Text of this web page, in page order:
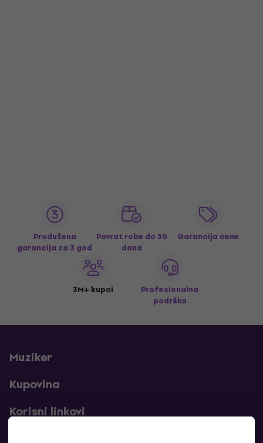
Produžena
garancija za 3 god
Povrat robe do 30
dana
Garancija cene
3M+ kupci
Profesionalna
podrška
Muziker
Kupovina
Korisni linkovi